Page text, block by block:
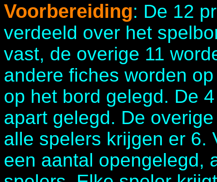
Voorbereiding: De 12
verdeeld over het
vast, de overige 11
andere fiches worden
op het bord gelegd. De
apart gelegd. De
alle spelers krijgen er 6.
een aantal opengelegd,